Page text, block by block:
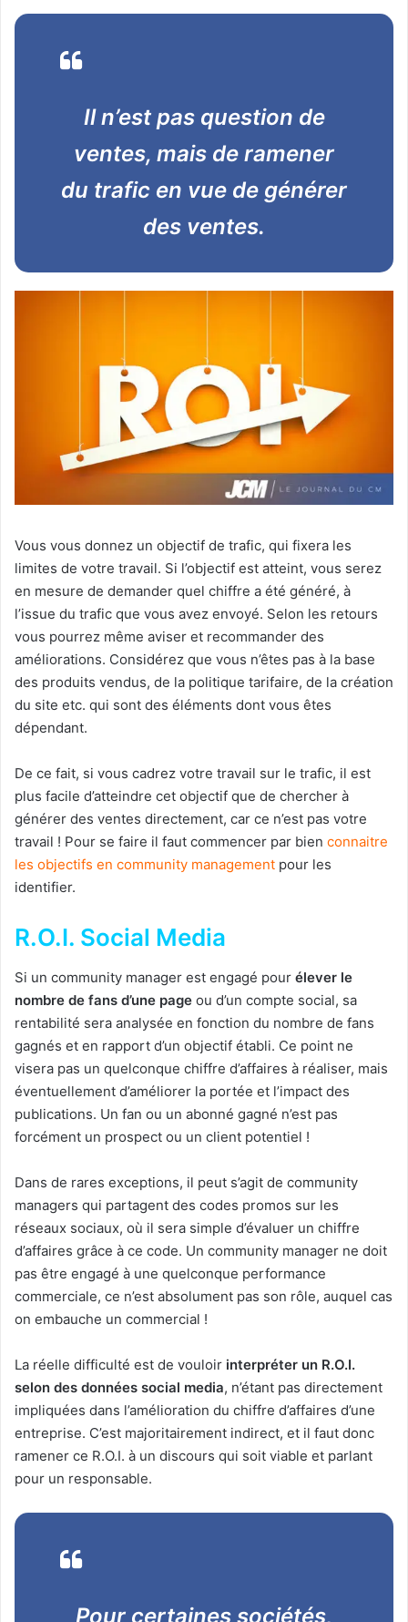
Il n’est pas question de
ventes, mais de ramener
du trafic en vue de générer
des ventes.
Vous vous donnez un objectif de trafic, qui fixera les
limites de votre travail. Si l’objectif est atteint, vous serez
en mesure de demander quel chiffre a été généré, à
l’issue du trafic que vous avez envoyé. Selon les retours
vous pourrez même aviser et recommander des
améliorations. Considérez que vous n’êtes pas à la base
des produits vendus, de la politique tarifaire, de la création
du site etc. qui sont des éléments dont vous êtes
dépendant.
De ce fait, si vous cadrez votre travail sur le trafic, il est
plus facile d’atteindre cet objectif que de chercher à
générer des ventes directement, car ce n’est pas votre
travail ! Pour se faire il faut commencer par bien connaitre
les objectifs en community management pour les
identifier.
R.O.I. Social Media
Si un community manager est engagé pour élever le
nombre de fans d’une page ou d’un compte social, sa
rentabilité sera analysée en fonction du nombre de fans
gagnés et en rapport d’un objectif établi. Ce point ne
visera pas un quelconque chiffre d’affaires à réaliser, mais
éventuellement d’améliorer la portée et l’impact des
publications. Un fan ou un abonné gagné n’est pas
forcément un prospect ou un client potentiel !
Dans de rares exceptions, il peut s’agit de community
managers qui partagent des codes promos sur les
réseaux sociaux, où il sera simple d’évaluer un chiffre
d’affaires grâce à ce code. Un community manager ne doit
pas être engagé à une quelconque performance
commerciale, ce n’est absolument pas son rôle, auquel cas
on embauche un commercial !
La réelle difficulté est de vouloir interpréter un R.O.I.
selon des données social media, n’étant pas directement
impliquées dans l’amélioration du chiffre d’affaires d’une
entreprise. C’est majoritairement indirect, et il faut donc
ramener ce R.O.I. à un discours qui soit viable et parlant
pour un responsable.
Pour certaines sociétés,